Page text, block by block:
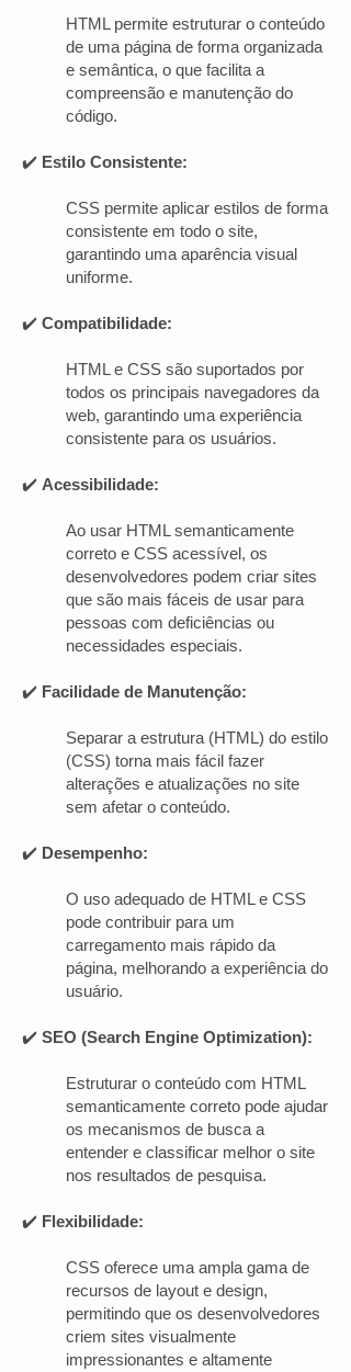
HTML permite estruturar o conteúdo
de uma página de forma organizada
e semântica, o que facilita a
compreensão e manutenção do
código.
✔️ Estilo Consistente:
CSS permite aplicar estilos de forma
consistente em todo o site,
garantindo uma aparência visual
uniforme.
✔️ Compatibilidade:
HTML e CSS são suportados por
todos os principais navegadores da
web, garantindo uma experiência
consistente para os usuários.
✔️ Acessibilidade:
Ao usar HTML semanticamente
correto e CSS acessível, os
desenvolvedores podem criar sites
que são mais fáceis de usar para
pessoas com deficiências ou
necessidades especiais.
✔️ Facilidade de Manutenção:
Separar a estrutura (HTML) do estilo
(CSS) torna mais fácil fazer
alterações e atualizações no site
sem afetar o conteúdo.
✔️ Desempenho:
O uso adequado de HTML e CSS
pode contribuir para um
carregamento mais rápido da
página, melhorando a experiência do
usuário.
✔️ SEO (Search Engine Optimization):
Estruturar o conteúdo com HTML
semanticamente correto pode ajudar
os mecanismos de busca a
entender e classificar melhor o site
nos resultados de pesquisa.
✔️ Flexibilidade:
CSS oferece uma ampla gama de
recursos de layout e design,
permitindo que os desenvolvedores
criem sites visualmente
impressionantes e altamente